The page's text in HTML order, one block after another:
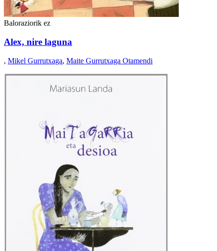
Baloraziorik ez
Alex, nire laguna
, Mikel Gurrutxaga, Maite Gurrutxaga Otamendi